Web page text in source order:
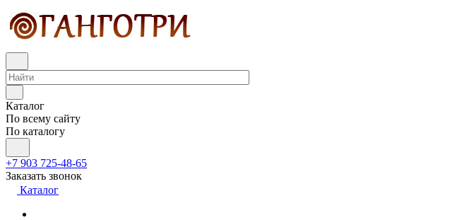
Каталог
По всему сайту
По каталогу
+7 903 725-48-65
Заказать звонок
Каталог